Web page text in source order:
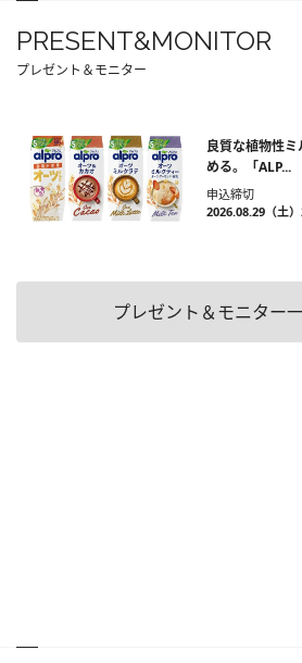
PRESENT&MONITOR
プレゼント＆モニター
良質な植物性
める。「ALP...
申込締切
2026.08.29（土
プレゼント＆モニター